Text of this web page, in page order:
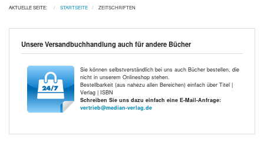
AKTUELLE SEITE: STARTSEITE ZEITSCHRIFTEN
Unsere Versandbuchhandlung auch für andere Bücher
Sie können selbstverständlich bei uns auch Bücher bestellen, die
nicht in unserem Onlineshop stehen.
Bestellbarkeit (aus nahezu allen Bereichen) einfach über Titel |
Verlag | ISBN
Schreiben Sie uns dazu einfach eine E-Mail-Anfrage:
vertrieb@median-verlag.de